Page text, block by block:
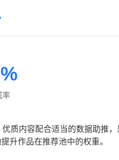
率
质内容配合适当的数据助推
升作品在推荐池中的权重。